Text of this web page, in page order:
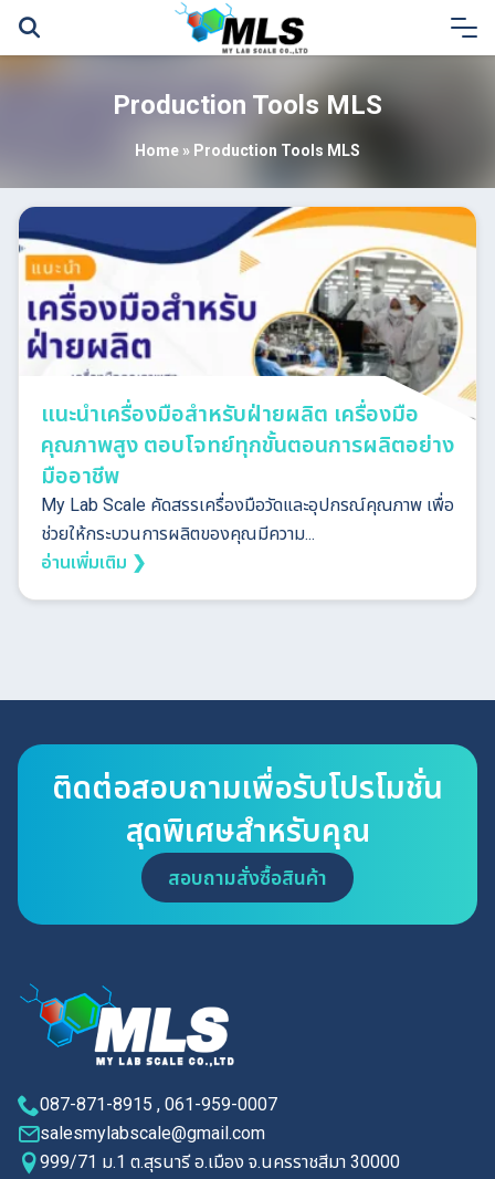
Skip
Production Tools MLS
Home » Production Tools MLS
แนะนำเครื่องมือสำหรับฝ่ายผลิต เครื่องมือ
คุณภาพสูง ตอบโจทย์ทุกขั้นตอนการผลิตอย่าง
มืออาชีพ
My Lab Scale คัดสรรเครื่องมือวัดและอุปกรณ์คุณภาพ เพื่อ
ช่วยให้กระบวนการผลิตของคุณมีความ...
อ่านเพิ่มเติม ❯
ติดต่อสอบถามเพื่อรับโปรโมชั่น
สุดพิเศษสำหรับคุณ
สอบถามสั่งซื้อสินค้า
087-871-8915 , 061-959-0007
salesmylabscale@gmail.com
999/71 ม.1 ต.สุรนารี อ.เมือง จ.นครราชสีมา 30000